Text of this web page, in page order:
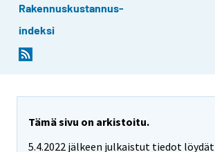
Rakennuskustannus-
indeksi
Tämä sivu on arkistoitu.
5.4.2022 jälkeen julkaistut tiedot löydät